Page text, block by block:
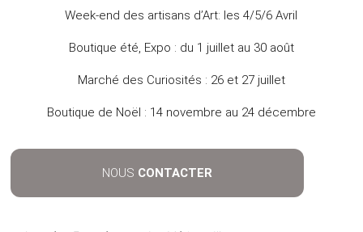
Week-end des artisans d’Art: les 4/5/6 Avril
Boutique été, Expo : du 1 juillet au 30 août
Marché des Curiosités : 26 et 27 juillet
Boutique de Noël : 14 novembre au 24 décembre
NOUS CONTACTER